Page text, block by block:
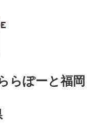
らぽーと福岡